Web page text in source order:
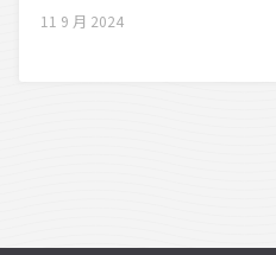
11 9 月 2024